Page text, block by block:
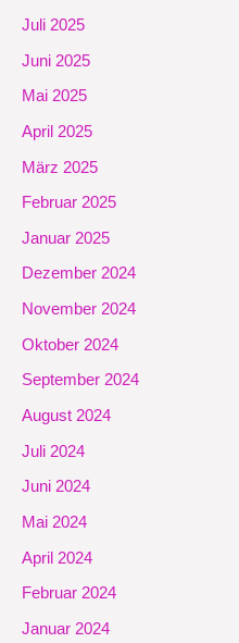
Juli 2025
Juni 2025
Mai 2025
April 2025
März 2025
Februar 2025
Januar 2025
Dezember 2024
November 2024
Oktober 2024
September 2024
August 2024
Juli 2024
Juni 2024
Mai 2024
April 2024
Februar 2024
Januar 2024